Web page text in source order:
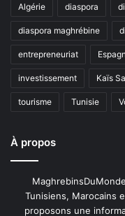
Algérie diaspora
diaspora maghrébine
entrepreneuriat
investissement Kaïs
tourisme Tunisie
À propos
Tunisiens, Marocains
proposons une